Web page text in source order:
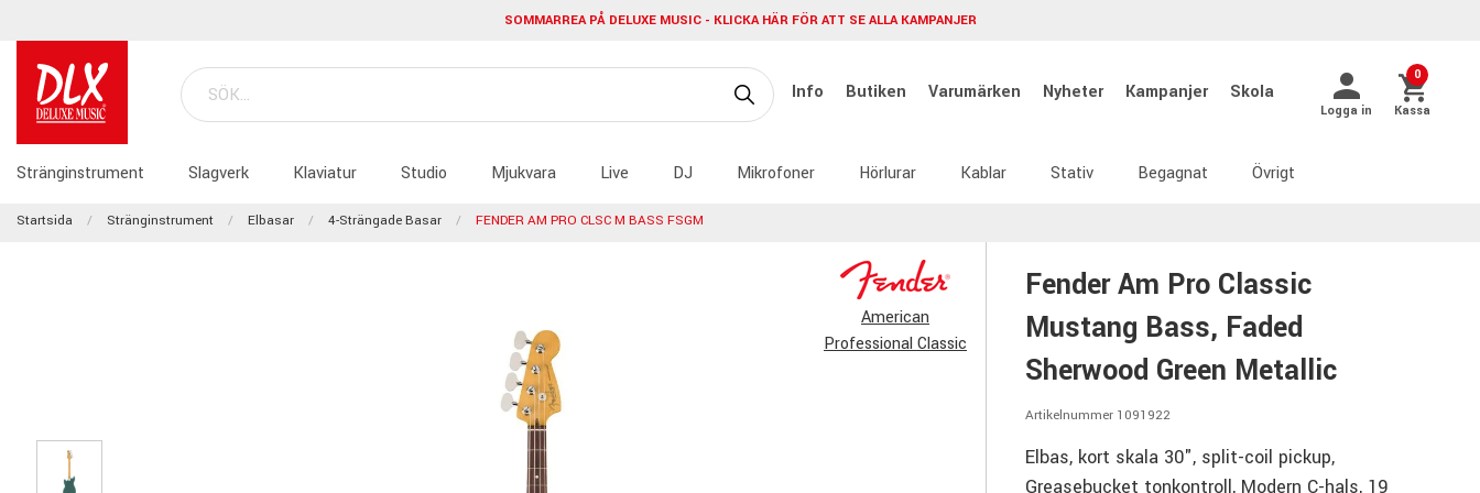
SOMMARREA PÅ DELUXE MUSIC - KLICKA HÄR FÖR ATT SE ALLA KAMPANJER
Info Butiken Varumärken Nyheter Kampanjer Skola
Logga in
0
Kassa
Stränginstrument Slagverk Klaviatur Studio Mjukvara Live DJ Mikrofoner Hörlurar Kablar Stativ Begagnat Övrigt
Startsida Stränginstrument Elbasar 4-Strängade Basar FENDER AM PRO CLSC M BASS FSGM
American
Professional Classic
Fender Am Pro Classic
Mustang Bass, Faded
Sherwood Green Metallic
Artikelnummer 1091922
Elbas, kort skala 30", split-coil pickup,
Greasebucket tonkontroll, Modern C-hals, 19